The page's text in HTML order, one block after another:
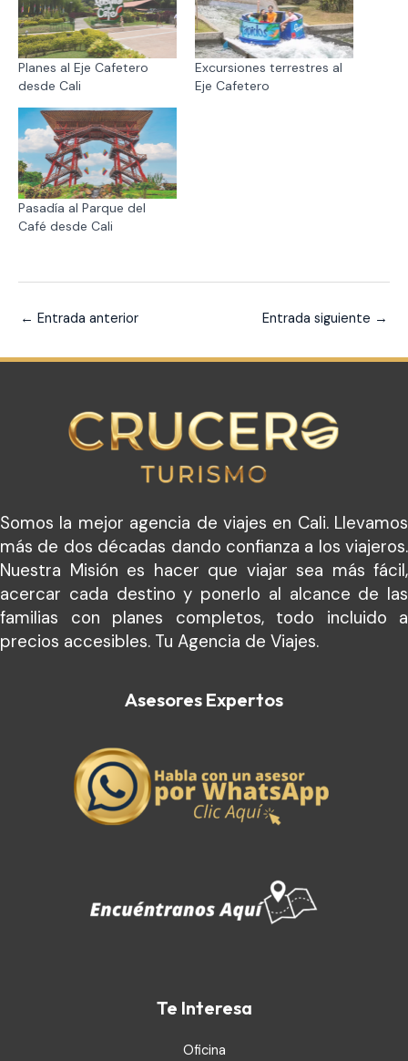
Planes al Eje Cafetero
desde Cali
Excursiones terrestres al
Eje Cafetero
Pasadía al Parque del
Café desde Cali
← Entrada anterior Entrada siguiente →
Somos la mejor agencia de viajes en Cali. Llevamos
más de dos décadas dando confianza a los viajeros.
Nuestra Misión es hacer que viajar sea más fácil,
acercar cada destino y ponerlo al alcance de las
familias con planes completos, todo incluido a
precios accesibles. Tu Agencia de Viajes.
Asesores Expertos
Te Interesa
Oficina